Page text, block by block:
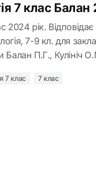
7 клас
2024 рік.
7-9 кл. для
Балан П.Г.,
7 клас 7 клас